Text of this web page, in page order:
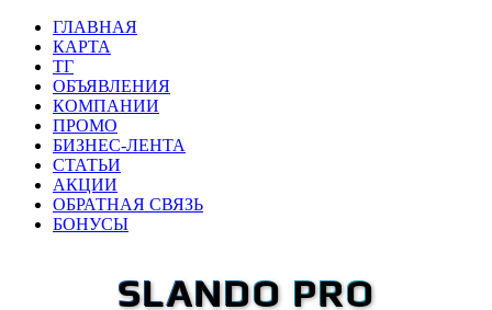
ГЛАВНАЯ
КАРТА
ТГ
ОБЪЯВЛЕНИЯ
КОМПАНИИ
ПРОМО
БИЗНЕС-ЛЕНТА
СТАТЬИ
АКЦИИ
ОБРАТНАЯ СВЯЗЬ
БОНУСЫ
SLANDO PRO